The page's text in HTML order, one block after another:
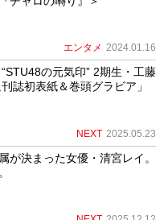
エンタメ 2024.01.16
の元気印” 2期生・工藤
誌初表紙＆巻頭グラビア」
NEXT 2025.05.23
が決まった女優・清宮レイ。